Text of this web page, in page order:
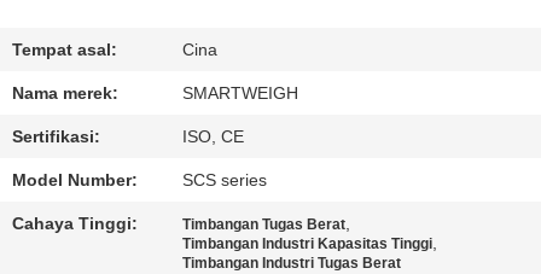
HUBUNGI
KAMI
PENAWARAN
Tempat asal: Cina
Nama merek: SMARTWEIGH
Sertifikasi: ISO, CE
Model Number: SCS series
Cahaya Tinggi: Timbangan Tugas Berat,
Timbangan Industri Kapasitas Tinggi,
Timbangan Industri Tugas Berat